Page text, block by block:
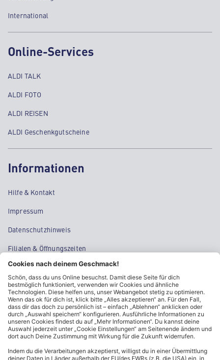
International
Online-Services
ALDI TALK
ALDI FOTO
ALDI REISEN
ALDI Geschenkgutscheine
Informationen
Hilfe & Kontakt
Impressum
Datenschutzhinweis
Filialen & Öffnungszeiten
Kontakt
Cookie-Einstellungen
Kundeninformationen
ALDI Nord folgen